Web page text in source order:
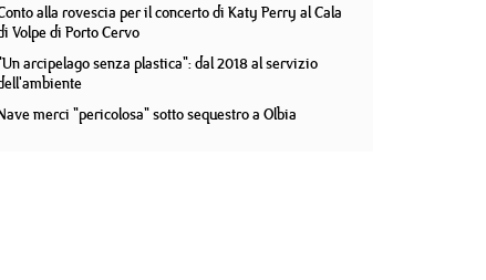
alla rovescia per il concerto di Katy Perry al Cala
Volpe di Porto Cervo
arcipelago senza plastica": dal 2018 al servizio
merci "pericolosa" sotto sequestro a Olbia